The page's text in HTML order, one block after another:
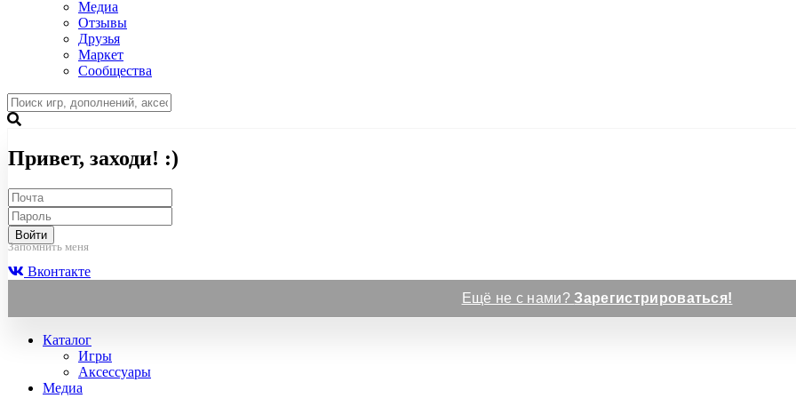
Медиа
Отзывы
Друзья
Маркет
Сообщества
Привет, заходи! :)
Войти
Запомнить меня
Вконтакте
Ещё не с нами?Зарегистрироваться!
Каталог
Игры
Аксессуары
Медиа